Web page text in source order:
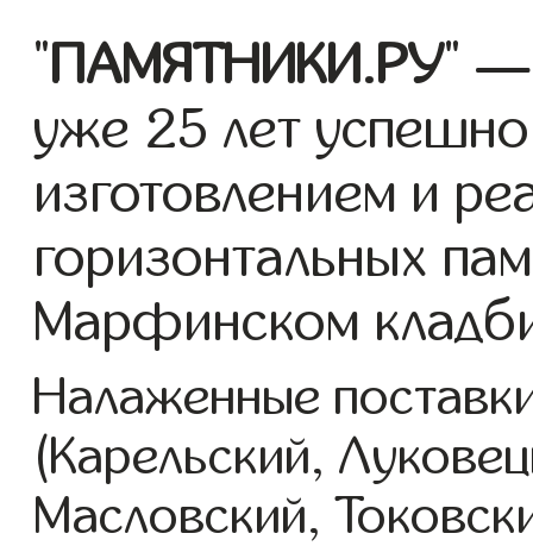
"ПАМЯТНИКИ.РУ" —
уже 25 лет
изготовлением и
горизонтальных
Марфинском
Налаженные
(Карельский,
Масловский,